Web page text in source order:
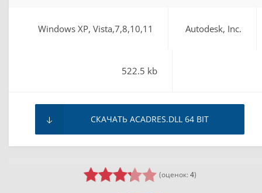
Windows XP, Vista,7,8,10,11 Autodesk, Inc.
522.5 kb
СКАЧАТЬ ACADRES.DLL 64 BIT
(оценок: 4)